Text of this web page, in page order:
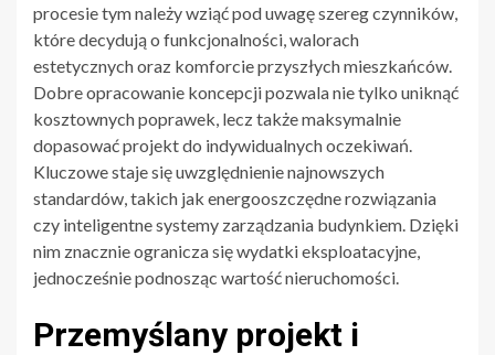
procesie tym należy wziąć pod uwagę szereg czynników,
które decydują o funkcjonalności, walorach
estetycznych oraz komforcie przyszłych mieszkańców.
Dobre opracowanie koncepcji pozwala nie tylko uniknąć
kosztownych poprawek, lecz także maksymalnie
dopasować projekt do indywidualnych oczekiwań.
Kluczowe staje się uwzględnienie najnowszych
standardów, takich jak energooszczędne rozwiązania
czy inteligentne systemy zarządzania budynkiem. Dzięki
nim znacznie ogranicza się wydatki eksploatacyjne,
jednocześnie podnosząc wartość nieruchomości.
Przemyślany projekt i